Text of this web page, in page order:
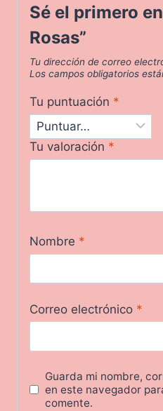
Sé el primero
Rosas”
Tu dirección de correo
Los campos obligatorios
Tu puntuación *
Tu valoración *
Nombre *
Correo electrónico *
Guarda mi nombre,
en este navegador
comente.